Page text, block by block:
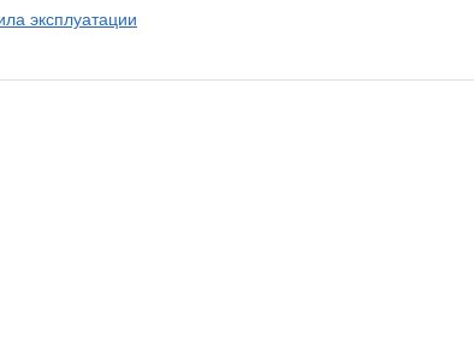
эксплуатации